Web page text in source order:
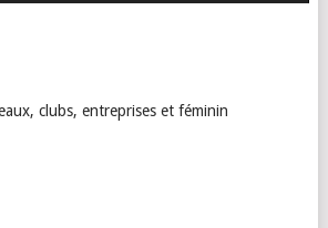
clubs, entreprises et féminin